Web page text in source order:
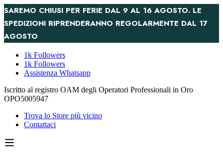
SAREMO CHIUSI PER FERIE DAL 9 AL 16 AGOSTO. LE
SPEDIZIONI RIPRENDERANNO REGOLARMENTE DAL 17
AGOSTO
1k Followers
1k Followers
Assistenza Whatsapp
Iscritto al registro OAM degli Operatori Professionali in Oro
OPO5005947
Trova lo Store più vicino
Contattaci